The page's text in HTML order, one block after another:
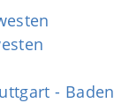
- Baden